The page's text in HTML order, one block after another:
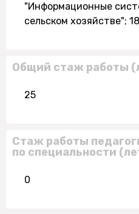
"Информационные
сельском хозяйстве";
Общий стаж работы
25
Стаж работы
по специальности
0